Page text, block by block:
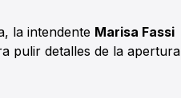
la intendente Marisa Fassi
pulir detalles de la apertura